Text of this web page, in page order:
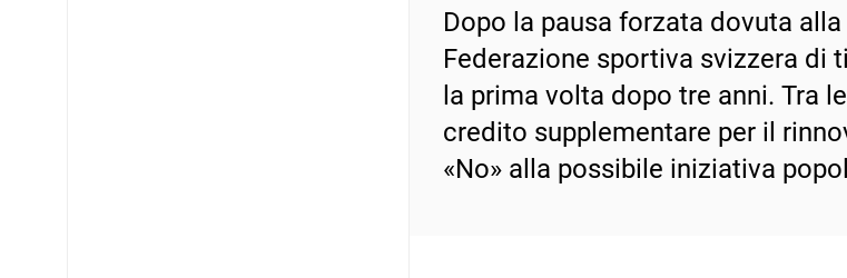
Dopo la pausa forzata dovuta
Federazione sportiva svizzera di
la prima volta dopo tre anni. Tra
credito supplementare per il
«No» alla possibile iniziativa